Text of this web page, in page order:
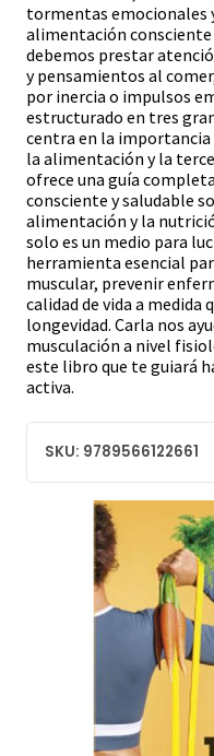
tormentas emocionales
alimentación consciente
debemos prestar
y pensamientos al
por inercia o impulsos
estructurado en tres
centra en la importancia
la alimentación y la
ofrece una guía
consciente y saludable
alimentación y la
solo es un medio para
herramienta esencial
muscular, prevenir
calidad de vida a medida
longevidad. Carla nos
musculación a nivel
este libro que te guiará
activa.
SKU: 9789566122661